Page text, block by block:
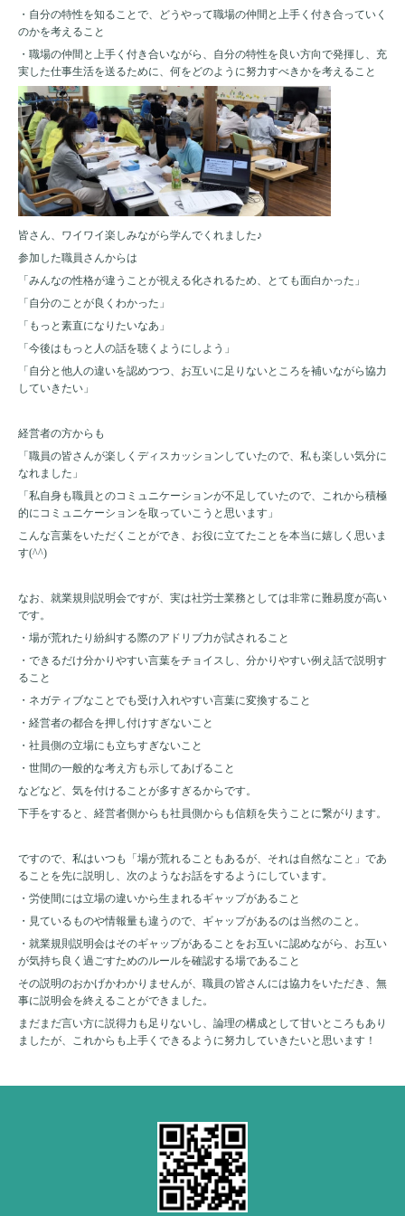
・自分の特性を知ることで、どうやって職場の仲間と上手く付き合っていく
のかを考えること
・職場の仲間と上手く付き合いながら、自分の特性を良い方向で発揮し、充
実した仕事生活を送るために、何をどのように努力すべきかを考えること
皆さん、ワイワイ楽しみながら学んでくれました♪
参加した職員さんからは
「みんなの性格が違うことが視える化されるため、とても面白かった」
「自分のことが良くわかった」
「もっと素直になりたいなあ」
「今後はもっと人の話を聴くようにしよう」
「自分と他人の違いを認めつつ、お互いに足りないところを補いながら協力
していきたい」
経営者の方からも
「職員の皆さんが楽しくディスカッションしていたので、私も楽しい気分に
なれました」
「私自身も職員とのコミュニケーションが不足していたので、これから積極
的にコミュニケーションを取っていこうと思います」
こんな言葉をいただくことができ、お役に立てたことを本当に嬉しく思いま
す(^^)
なお、就業規則説明会ですが、実は社労士業務としては非常に難易度が高い
です。
・場が荒れたり紛糾する際のアドリブ力が試されること
・できるだけ分かりやすい言葉をチョイスし、分かりやすい例え話で説明す
ること
・ネガティブなことでも受け入れやすい言葉に変換すること
・経営者の都合を押し付けすぎないこと
・社員側の立場にも立ちすぎないこと
・世間の一般的な考え方も示してあげること
などなど、気を付けることが多すぎるからです。
下手をすると、経営者側からも社員側からも信頼を失うことに繋がります。
ですので、私はいつも「場が荒れることもあるが、それは自然なこと」であ
ることを先に説明し、次のようなお話をするようにしています。
・労使間には立場の違いから生まれるギャップがあること
・見ているものや情報量も違うので、ギャップがあるのは当然のこと。
・就業規則説明会はそのギャップがあることをお互いに認めながら、お互い
が気持ち良く過ごすためのルールを確認する場であること
その説明のおかげかわかりませんが、職員の皆さんには協力をいただき、無
事に説明会を終えることができました。
まだまだ言い方に説得力も足りないし、論理の構成として甘いところもあり
ましたが、これからも上手くできるように努力していきたいと思います！